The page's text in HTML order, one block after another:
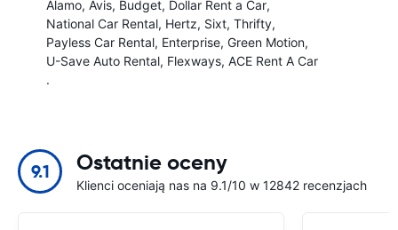
Alamo Avis Budget Dollar Rent a Car
National Car Rental Hertz Sixt Thrifty
Payless Car Rental Enterprise Green Motion
U-Save Auto Rental Flexways ACE Rent A Car
.
9.1 Ostatnie oceny
Klienci oceniają nas na 9.1/10 w 12842 recenzjach